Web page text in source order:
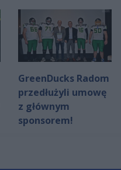
GreenDucks Radom
przedłużyli umowę
z głównym
sponsorem!